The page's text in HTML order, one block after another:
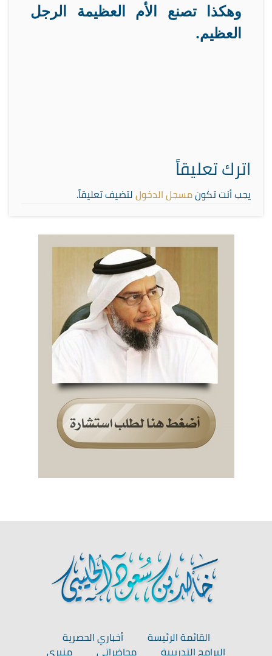
وهكذا تصنع الأم العظيمة الرجل
العظيم.
اترك تعليقاً
يجب أنت تكونمسجل الدخوللتضيف تعليقاً.
القائمة الرئيسة
أخباري الحصرية
البرامج التدريبية
محاضراتي منبري